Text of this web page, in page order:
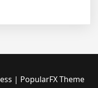
| PopularFX Theme